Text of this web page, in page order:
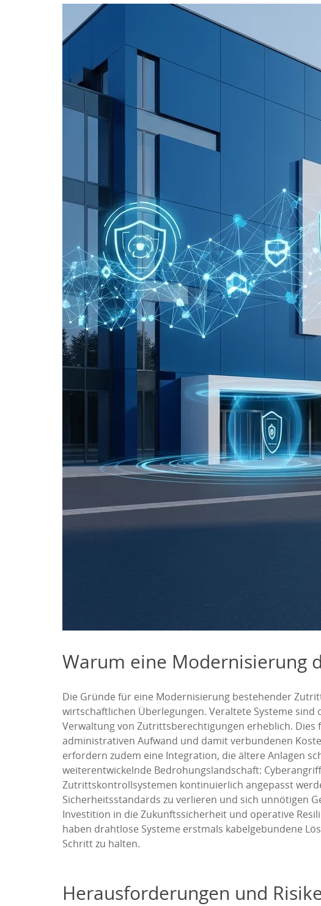
Warum eine Modernisierung
Die Gründe für eine Modernisierung bestehender
wirtschaftlichen Überlegungen. Veraltete Systeme
Verwaltung von Zutrittsberechtigungen erheblich.
administrativen Aufwand und damit verbundenen
erfordern zudem eine Integration, die ältere Anlagen
weiterentwickelnde Bedrohungslandschaft:
Zutrittskontrollsystemen kontinuierlich angepasst
Sicherheitsstandards zu verlieren und sich unnötigen
Investition in die Zukunftssicherheit und operative
haben drahtlose Systeme erstmals kabelgebundene
Schritt zu halten.
Herausforderungen und